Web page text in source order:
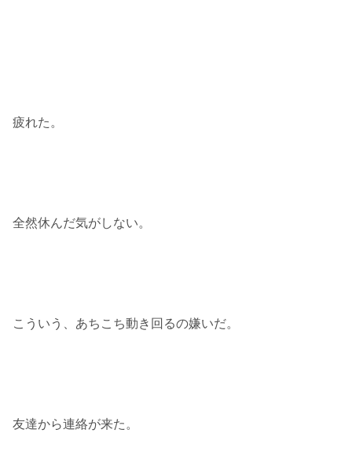
疲れた。
全然休んだ気がしない。
こういう、あちこち動き回るの嫌いだ。
友達から連絡が来た。